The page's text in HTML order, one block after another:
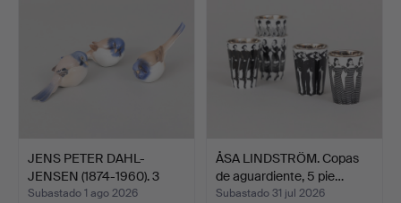
JENS PETER DAHL-
JENSEN (1874-1960). 3
pie…
Subastado 1 ago 2026
ÅSA LINDSTRÖM. Copas
de aguardiente, 5 pie…
Subastado 31 jul 2026